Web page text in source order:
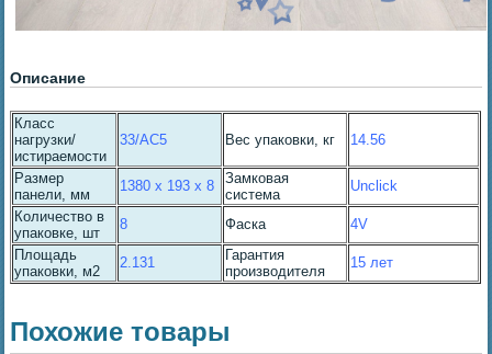
Описание
Класс
нагрузки/
истираемости
33/AC5 Вес упаковки, кг 14.56
Размер
панели, мм
1380 x 193 x 8
Замковая
система
Unclick
Количество в
упаковке, шт
8 Фаска
4V
Площадь
упаковки, м2
2.131
Гарантия
производителя
15 лет
Похожие товары